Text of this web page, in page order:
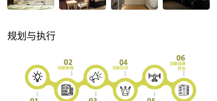
规划与执行